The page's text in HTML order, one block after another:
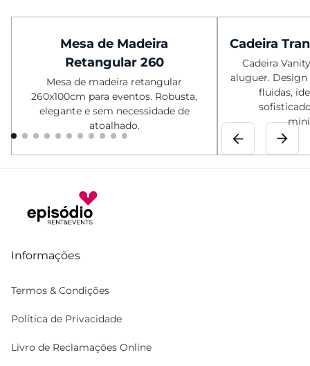
Mesa de Madeira
Retangular 260
Mesa de madeira retangular
260x100cm para eventos. Robusta,
elegante e sem necessidade de
atoalhado.
Cadeira
Cadeira
aluguer.
fluidas,
Informações
Termos & Condições
Política de Privacidade
Livro de Reclamações Online